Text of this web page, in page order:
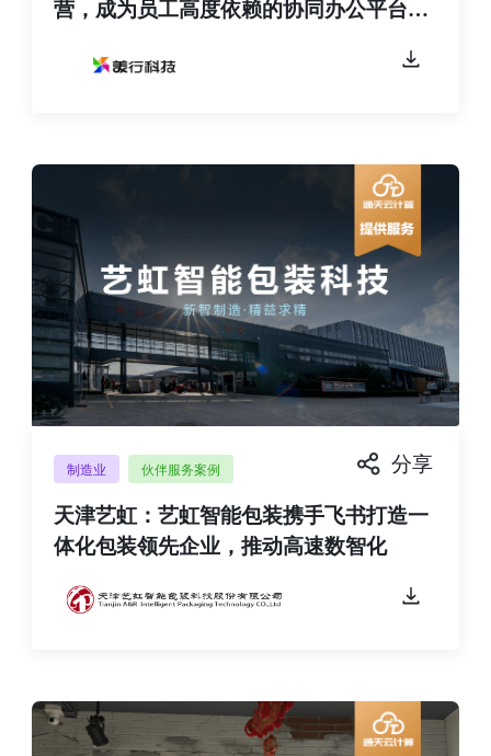
营，成为员工高度依赖的协同办公平台和
制造业 伙伴服务案例
天津艺虹：艺虹智能包装携手飞书打造一
体化包装领先企业，推动高速数智化
分享